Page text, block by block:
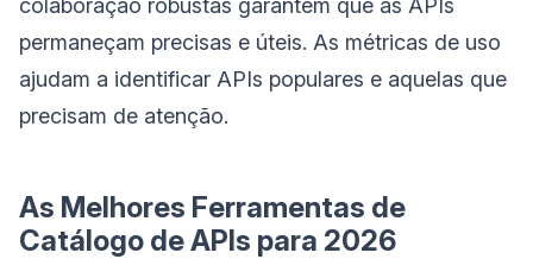
permaneçam precisas e úteis. As métricas de uso
ajudam a identificar APIs populares e aquelas que
precisam de atenção.
As Melhores Ferramentas de
Catálogo de APIs para 2026